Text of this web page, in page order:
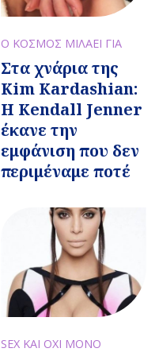
Ο ΚΟΣΜΟΣ ΜΙΛΑΕΙ ΓΙΑ
Στα χνάρια της
Kim Kardashian:
Η Kendall Jenner
έκανε την
εμφάνιση που δεν
περιμέναμε ποτέ
SEX ΚΑΙ ΟΧΙ ΜΟΝΟ